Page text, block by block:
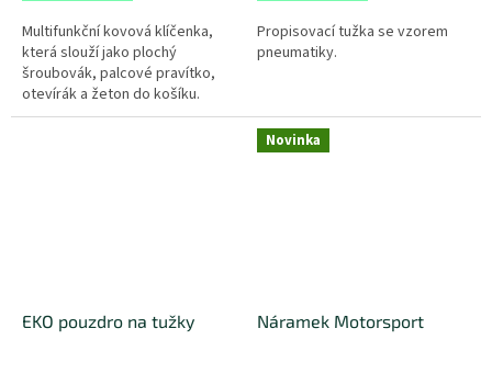
Multifunkční kovová klíčenka,
která slouží jako plochý
šroubovák, palcové pravítko,
otevírák a žeton do košíku.
Propisovací tužka se vzorem
pneumatiky.
EKO pouzdro na tužky
Novinka
Náramek Motorsport